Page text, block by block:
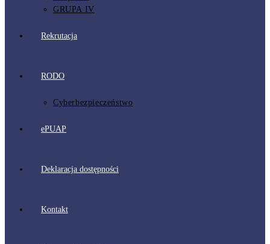
GRUPA IV
Rekrutacja
RODO
Cyberbezpieczeństwo
ePUAP
Deklaracja dostępności
Kontakt